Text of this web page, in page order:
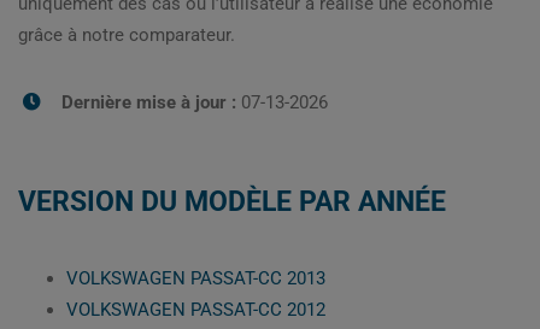
grâce à notre comparateur.
Dernière mise à jour : 07-13-2026
VERSION DU MODÈLE PAR ANNÉE
VOLKSWAGEN PASSAT-CC 2013
VOLKSWAGEN PASSAT-CC 2012